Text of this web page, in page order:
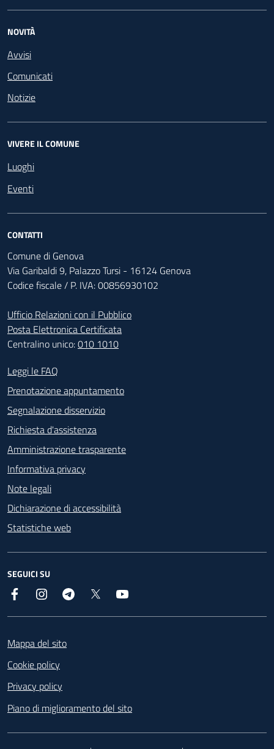
NOVITÀ
Avvisi
Comunicati
Notizie
VIVERE IL COMUNE
Luoghi
Eventi
CONTATTI
Comune di Genova
Via Garibaldi 9, Palazzo Tursi - 16124 Genova
Codice fiscale / P. IVA: 00856930102
Ufficio Relazioni con il Pubblico
Posta Elettronica Certificata
Centralino unico:010 1010
Footer - Contatti
Leggi le FAQ
Prenotazione appuntamento
Segnalazione disservizio
Richiesta d'assistenza
Amministrazione trasparente
Informativa privacy
Note legali
Dichiarazione di accessibilità
Statistiche web
SEGUICI SU
Facebook InstagramTelegram
Mappa del sito
Cookie policy
Privacy policy
Piano di miglioramento del sito